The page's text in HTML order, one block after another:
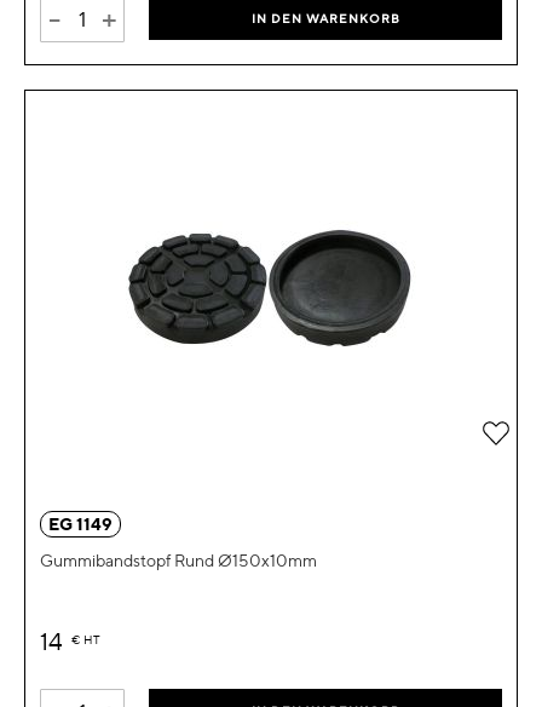
- + IN DEN WARENKORB
EG 1149
Gummibandstopf Rund Ø150x10mm
14 € HT
Zur